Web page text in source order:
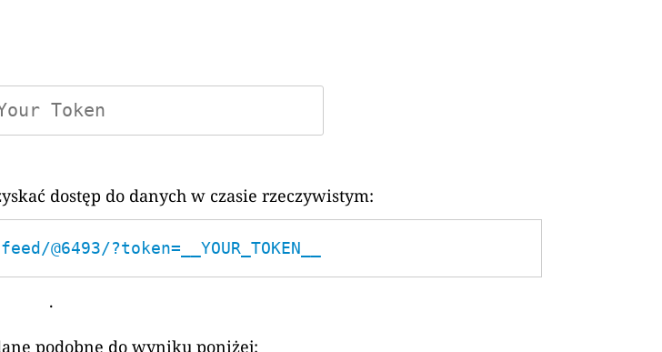
dostęp do danych w czasie rzeczywistym:
?token=__YOUR_TOKEN__
.
podobne do wyniku poniżej: